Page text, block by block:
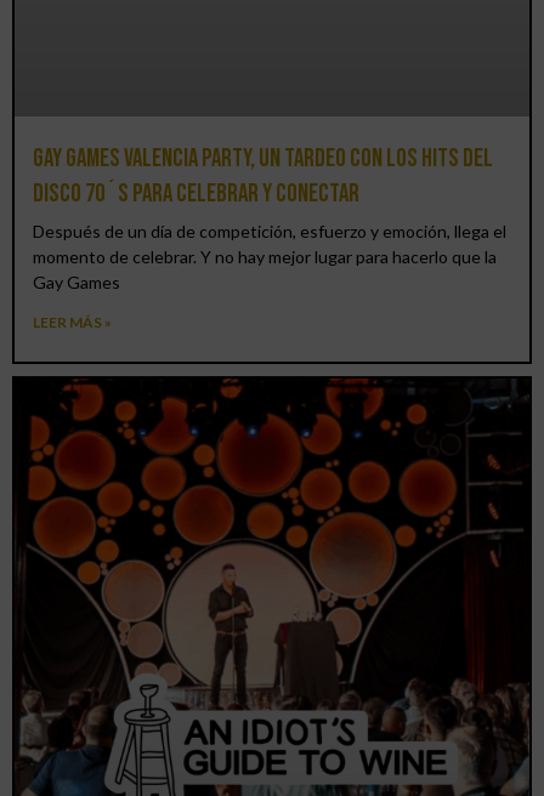
Gay Games Valencia Party, un tardeo con los hits del
DISCO 70´S para celebrar y conectar
Después de un día de competición, esfuerzo y emoción, llega el
momento de celebrar. Y no hay mejor lugar para hacerlo que la
Gay Games
LEER MÁS »